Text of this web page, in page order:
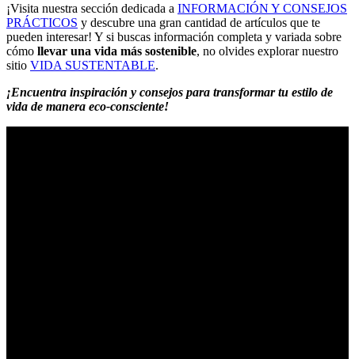
¡Visita nuestra sección dedicada a INFORMACIÓN Y CONSEJOS
PRÁCTICOS y descubre una gran cantidad de artículos que te
pueden interesar! Y si buscas información completa y variada sobre
cómo llevar una vida más sostenible, no olvides explorar nuestro
sitio VIDA SUSTENTABLE.
¡Encuentra inspiración y consejos para transformar tu estilo de
vida de manera eco-consciente!